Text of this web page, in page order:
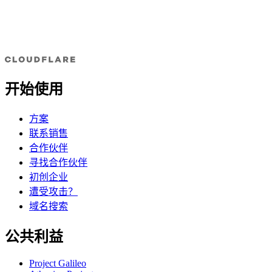
开始使用
方案
联系销售
合作伙伴
寻找合作伙伴
初创企业
遭受攻击？
域名搜索
公共利益
Project Galileo